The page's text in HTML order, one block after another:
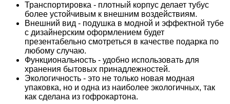
Транспортировка - плотный корпус делает тубус
более устойчивым к внешним воздействиям.
Внешний вид - подушка в модной и эффектной тубе
с дизайнерским оформлением будет
презентабельно смотреться в качестве подарка по
любому случаю.
Функциональность - удобно использовать для
хранения бытовых принадлежностей.
Экологичность - это не только новая модная
упаковка, но и одна из наиболее экологичных, так
как сделана из гофрокартона.